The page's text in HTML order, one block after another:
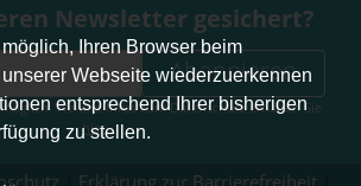
Ihren Browser beim
Webseite wiederzuerkennen
entsprechend Ihrer bisherigen
zu stellen.
Newsletter gesichert?
Abonnieren
Weitere Infos zum Datenschutz erhalten Sie
hier.